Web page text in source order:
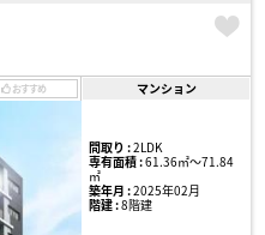
おすすめ マンション
間取り :2LDK
専有面積 :61.36㎡〜71.84
㎡
築年月 :2025年02月
階建 :8階建